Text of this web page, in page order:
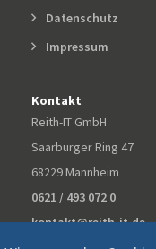
Datenschutz
Impressum
Kontakt
Reith-IT GmbH
Saarburger Ring 47
68229 Mannheim
0621 / 493 072 0
kontakt@reith-it.de